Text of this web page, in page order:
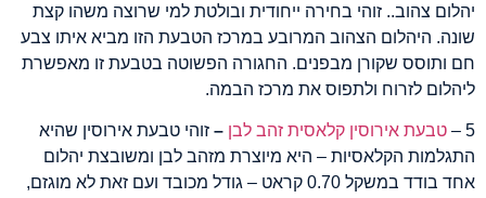
יהלום צהוב.. זוהי בחירה ייחודית ובולטת למי שרוצה משהו קצת
שונה. היהלום הצהוב המרובע במרכז הטבעת הזו מביא איתו צבע
חם ותוסס שקורן מבפנים. החגורה הפשוטה בטבעת זו מאפשרת
ליהלום לזרוח ולתפוס את מרכז הבמה.
5 – טבעת אירוסין קלאסית זהב לבן – זוהי טבעת אירוסין שהיא
התגלמות הקלאסיות – היא מיוצרת מזהב לבן ומשובצת יהלום
אחד בודד במשקל 0.70 קראט – גודל מכובד ועם זאת לא מוגזם,